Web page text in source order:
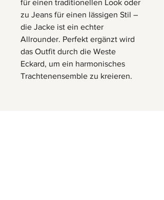
für einen traditionellen Look oder
zu Jeans für einen lässigen Stil –
die Jacke ist ein echter
Allrounder. Perfekt ergänzt wird
das Outfit durch die Weste
Eckard, um ein harmonisches
Trachtenensemble zu kreieren.